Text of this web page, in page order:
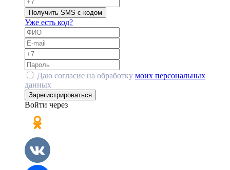
Получить SMS с кодом
Уже есть код?
Даю согласие на обработку моих персональных
данных
Зарегистрироваться
Войти через